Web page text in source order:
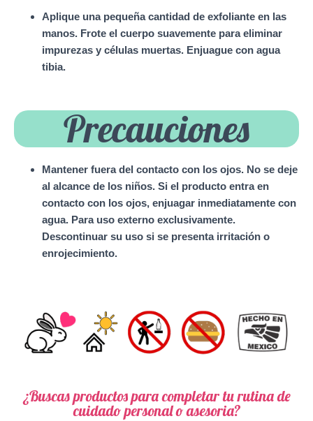
Aplique una pequeña cantidad de exfoliante en las
manos. Frote el cuerpo suavemente para eliminar
impurezas y células muertas. Enjuague con agua
tibia.
Precauciones
Mantener fuera del contacto con los ojos. No se deje
al alcance de los niños. Si el producto entra en
contacto con los ojos, enjuagar inmediatamente con
agua. Para uso externo exclusivamente.
Descontinuar su uso si se presenta irritación o
enrojecimiento.
¿Buscas productos para completar tu rutina de
cuidado personal o asesoria?